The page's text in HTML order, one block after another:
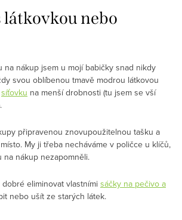
látkovkou nebo
nákup jsem u mojí babičky snad nikdy
svou oblíbenou tmavě modrou látkovou
síťovku na menší drobnosti (tu jsem se vší
připravenou znovupoužitelnou tašku a
My ji třeba necháváme v poličce u klíčů,
nákup nezapomněli.
eliminovat vlastními sáčky na pečivo a
nebo ušít ze starých látek.